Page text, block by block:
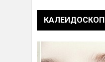
КАЛЕИДОСКОП